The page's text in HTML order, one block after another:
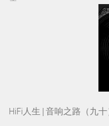
HiFi人生 | 音响之路（九十